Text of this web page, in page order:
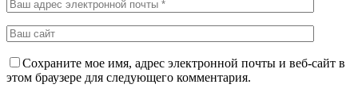
Сохраните мое имя, адрес электронной почты и веб-сайт в
этом браузере для следующего комментария.